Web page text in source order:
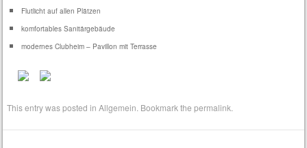
Flutlicht auf allen Plätzen
komfortables Sanitärgebäude
modernes Clubheim – Pavillon mit Terrasse
This entry was posted inAllgemein. Bookmark thepermalink.